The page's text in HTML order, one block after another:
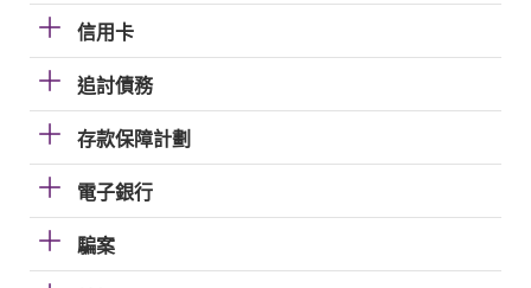
信用卡
追討債務
存款保障計劃
電子銀行
騙案